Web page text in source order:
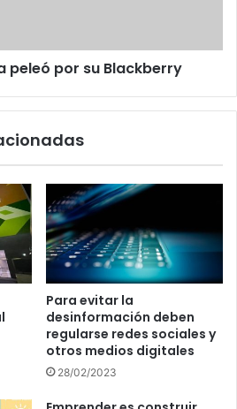
peleó por su Blackberry
Para evitar la
desinformación deben
regularse redes sociales y
otros medios digitales
28/02/2023